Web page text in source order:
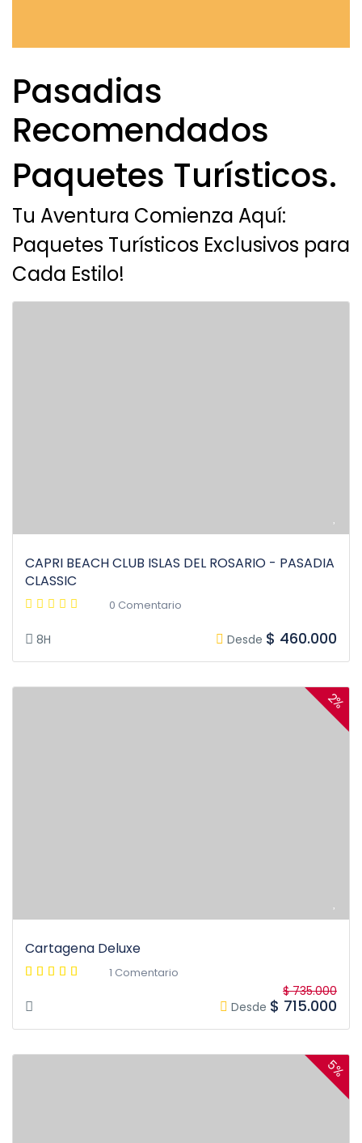
Pasadias
Recomendados
Paquetes Turísticos.
Tu Aventura Comienza Aquí:
Paquetes Turísticos Exclusivos para
Cada Estilo!
CAPRI BEACH CLUB ISLAS DEL ROSARIO - PASADIA
CLASSIC
0 Comentario
8H Desde $ 460.000
2%
Cartagena Deluxe
1 Comentario
Desde
$ 735.000
$ 715.000
5%